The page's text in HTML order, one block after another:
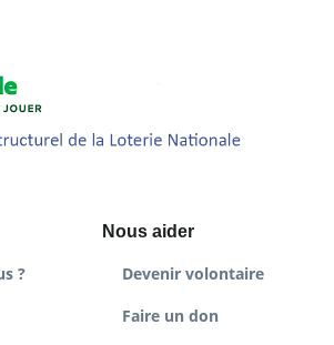
?
Nous aider
Devenir volontaire
Faire un don